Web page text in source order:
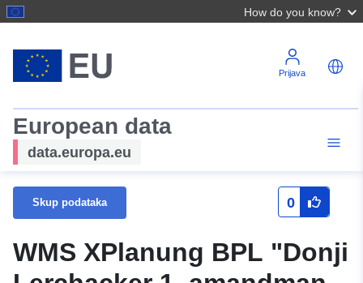
How do you know?
Prijava
European data
data.europa.eu
Skup podataka 0
WMS XPlanung BPL "Donji